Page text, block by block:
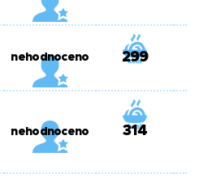
nehodnoceno 299
nehodnoceno 314